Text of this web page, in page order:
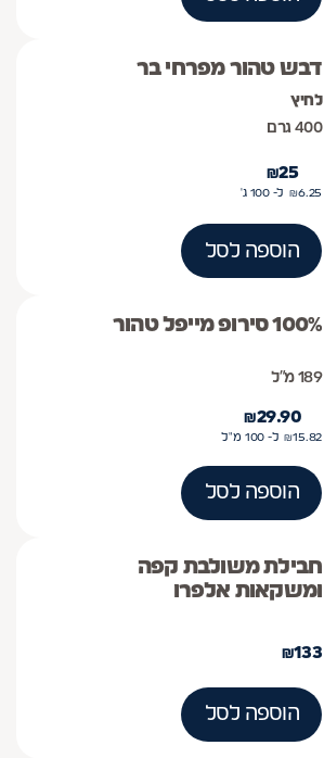
דבש טהור מפרחי בר
לחיץ
400 גרם
25
₪
6.25
₪ ל- 100 ג'
הוספה לסל
100% סירופ מייפל טהור
189 מ״ל
29.90
₪
15.82
₪ ל- 100 מ"ל
הוספה לסל
חבילת משולבת קפה
ומשקאות אלפרו
133
₪
הוספה לסל